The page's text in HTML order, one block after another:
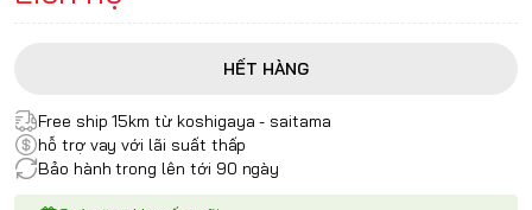
HẾT HÀNG
Free ship 15km từ koshigaya - saitama
hỗ trợ vay với lãi suất thấp
Bảo hành trong lên tới 90 ngày